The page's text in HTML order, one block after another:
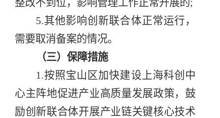
整改不到位，影响管理工作正常开展的;
5.其他影响创新联合体正常运行，
需要取消备案的情况。
（三）保障措施
1.按照宝山区加快建设上海科创中
心主阵地促进产业高质量发展政策，鼓
励创新联合体开展产业链关键核心技术